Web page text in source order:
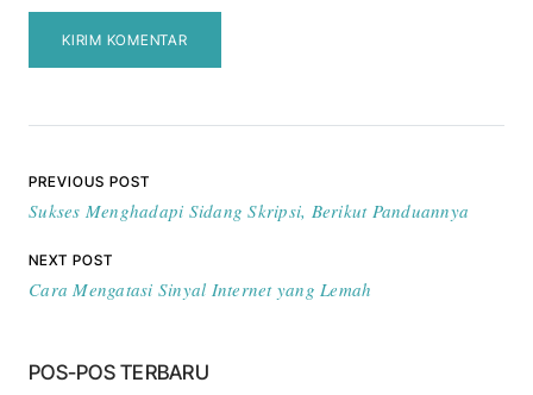
Navigasi pos
PREVIOUS POST
Sukses Menghadapi Sidang Skripsi, Berikut Panduannya
NEXT POST
Cara Mengatasi Sinyal Internet yang Lemah
POS-POS TERBARU